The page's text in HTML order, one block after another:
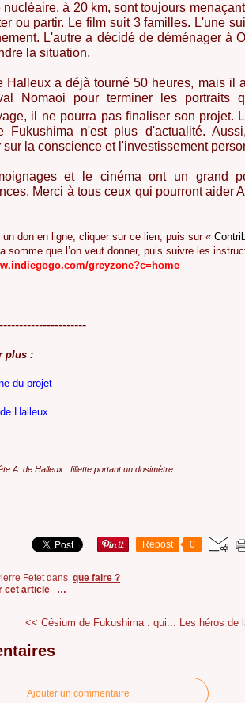
nucléaire, à 20 km, sont toujours
ou partir. Le film suit 3 familles. L'une
L'autre a décidé de déménager à
la situation.
Halleux a déjà tourné 50 heures, mais il
Nomaoi pour terminer les portraits
il ne pourra pas finaliser son projet.
Fukushima n'est plus d'actualité.
sur la conscience et l'investissement
et le cinéma ont un grand
Merci à tous ceux qui pourront aider
un don en ligne, cliquer sur ce lien, puis sur «
somme que l’on veut donner, puis suivre les
greyzone?c=home
plus :
du projet
Halleux
A. de Halleux : fillette portant un dosimètre
Repost 0
Fetet dans que faire ?
cet article
…
<< Césium de Fukushima : qui... Les héros de
Ajouter un commentaire